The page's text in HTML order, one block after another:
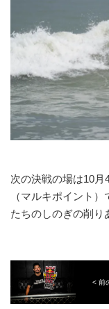
次の決戦の場は10
（マルキポイント
たちのしのぎの削り
< 前